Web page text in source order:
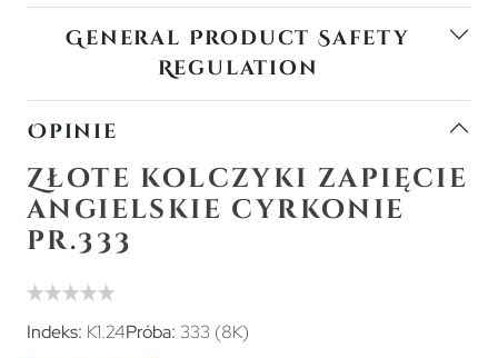
General Product Safety
Regulation
Opinie
Złote kolczyki zapięcie
angielskie cyrkonie
pr.333
Indeks: K1.24Próba: 333 (8K)